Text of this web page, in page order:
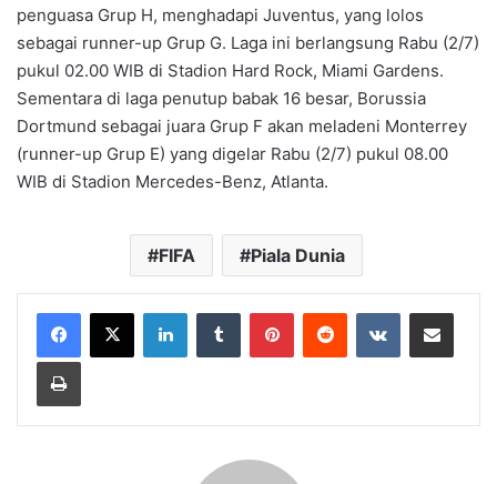
penguasa Grup H, menghadapi Juventus, yang lolos
sebagai runner-up Grup G. Laga ini berlangsung Rabu (2/7)
pukul 02.00 WIB di Stadion Hard Rock, Miami Gardens.
Sementara di laga penutup babak 16 besar, Borussia
Dortmund sebagai juara Grup F akan meladeni Monterrey
(runner-up Grup E) yang digelar Rabu (2/7) pukul 08.00
WIB di Stadion Mercedes-Benz, Atlanta.
FIFA Piala Dunia
LinkedInTumblr PinterestReddit VKontakteShare via Email
Print